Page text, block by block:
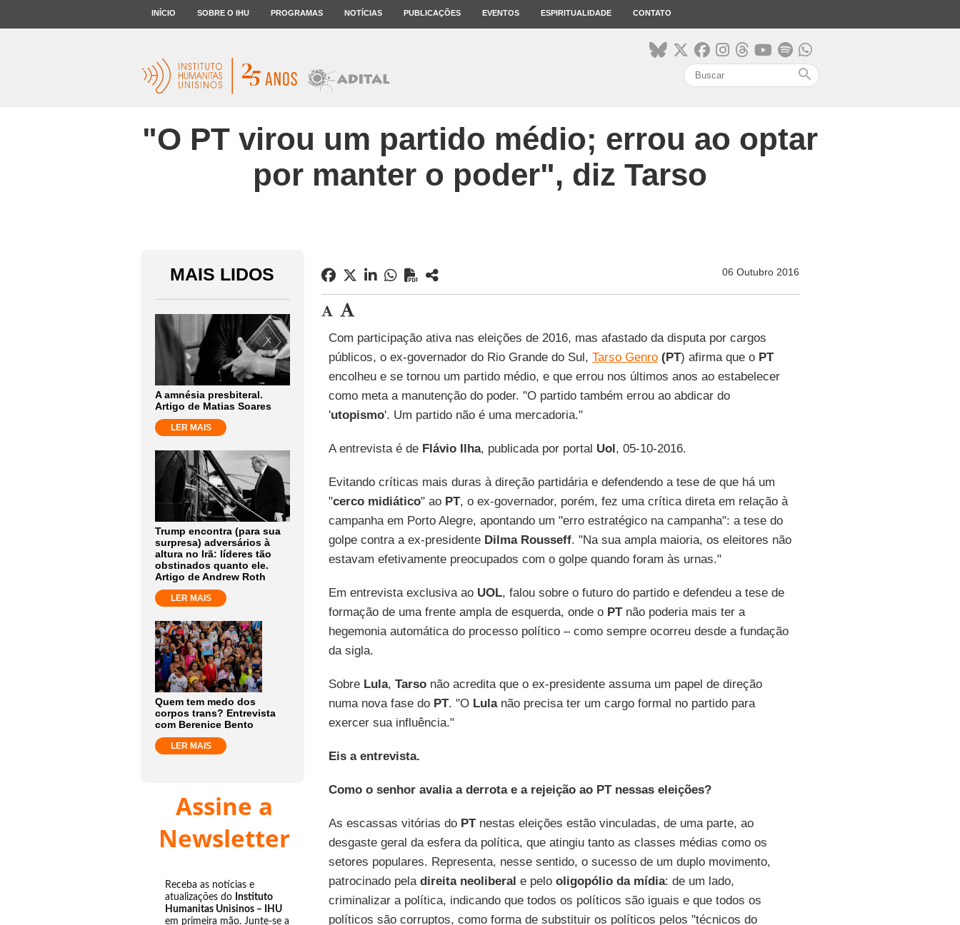
INÍCIO SOBRE O IHU PROGRAMAS NOTÍCIAS PUBLICAÇÕES EVENTOS ESPIRITUALIDADE CONTATO
search
"O PT virou um partido médio; errou ao optar
por manter o poder", diz Tarso
MAIS LIDOS
A amnésia presbiteral.
Artigo de Matias Soares
LER MAIS
Trump encontra (para sua
surpresa) adversários à
altura no Irã: líderes tão
obstinados quanto ele.
Artigo de Andrew Roth
LER MAIS
Quem tem medo dos
corpos trans? Entrevista
com Berenice Bento
LER MAIS
Assine a
Newsletter
Receba as notícias e
atualizações do Instituto
Humanitas Unisinos – IHU
em primeira mão. Junte-se a
06 Outubro 2016
Com participação ativa nas eleições de 2016, mas afastado da disputa por cargos
públicos, o ex-governador do Rio Grande do Sul, Tarso Genro (PT) afirma que o PT
encolheu e se tornou um partido médio, e que errou nos últimos anos ao estabelecer
como meta a manutenção do poder. "O partido também errou ao abdicar do
'utopismo'. Um partido não é uma mercadoria."
A entrevista é de Flávio Ilha, publicada por portal Uol, 05-10-2016.
Evitando críticas mais duras à direção partidária e defendendo a tese de que há um
"cerco midiático" ao PT, o ex-governador, porém, fez uma crítica direta em relação à
campanha em Porto Alegre, apontando um "erro estratégico na campanha": a tese do
golpe contra a ex-presidente Dilma Rousseff. "Na sua ampla maioria, os eleitores não
estavam efetivamente preocupados com o golpe quando foram às urnas."
Em entrevista exclusiva ao UOL, falou sobre o futuro do partido e defendeu a tese de
formação de uma frente ampla de esquerda, onde o PTnão poderia mais ter a
hegemonia automática do processo político – como sempre ocorreu desde a fundação
da sigla.
Sobre Lula, Tarsonão acredita que o ex-presidente assuma um papel de direção
numa nova fase do PT. "O Lulanão precisa ter um cargo formal no partido para
exercer sua influência."
Eis a entrevista.
Como o senhor avalia a derrota e a rejeição ao PT nessas eleições?
As escassas vitórias do PTnestas eleições estão vinculadas, de uma parte, ao
desgaste geral da esfera da política, que atingiu tanto as classes médias como os
setores populares. Representa, nesse sentido, o sucesso de um duplo movimento,
patrocinado pela direita neoliberal e pelo oligopólio da mídia: de um lado,
criminalizar a política, indicando que todos os políticos são iguais e que todos os
políticos são corruptos, como forma de substituir os políticos pelos "técnicos do